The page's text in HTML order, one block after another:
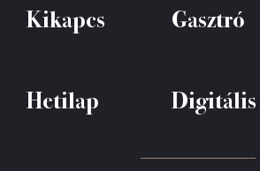
Kikapcs Gasztró
Hetilap Digitális